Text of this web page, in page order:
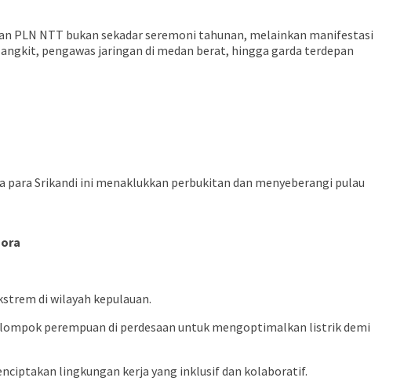
PLN NTT bukan sekadar seremoni tahunan, melainkan manifestasi
pengawas jaringan di medan berat, hingga garda terdepan
para Srikandi ini menaklukkan perbukitan dan menyeberangi pulau
di wilayah kepulauan.
perempuan di perdesaan untuk mengoptimalkan listrik demi
lingkungan kerja yang inklusif dan kolaboratif.